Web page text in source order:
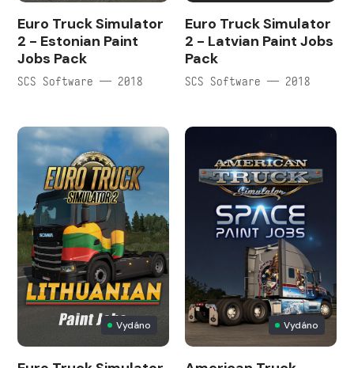
Euro Truck Simulator
2 - Estonian Paint
Jobs Pack
SCS Software — 2018
Euro Truck Simulator
2 - Latvian Paint Jobs
Pack
SCS Software — 2018
Vydáno Vydáno